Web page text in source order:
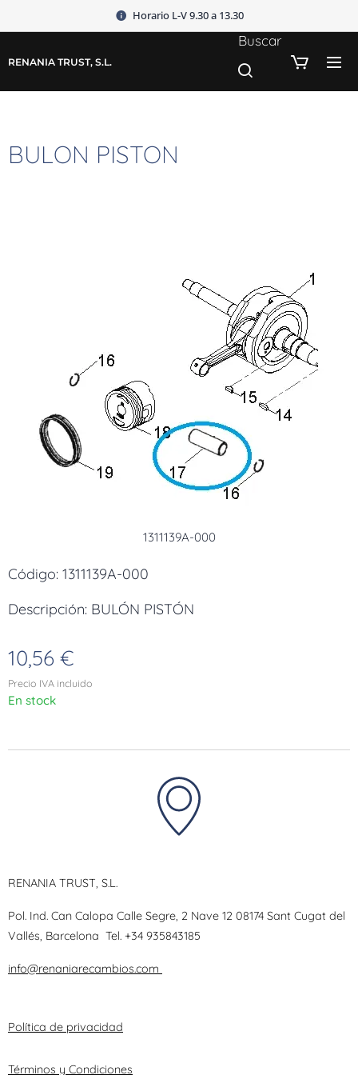
Horario L-V 9.30 a 13.30
RENANIA TRUST, S.L.
Buscar
BULON PISTON
1311139A-000
Código: 1311139A-000
Descripción: BULÓN PISTÓN
10,56 €
Precio IVA incluido
En stock
RENANIA TRUST, S.L.
Pol. Ind. Can Calopa Calle Segre, 2 Nave 12 08174 Sant Cugat del
Vallés, Barcelona Tel. +34 935843185
info@renaniarecambios.com
Política de privacidad
Términos y Condiciones